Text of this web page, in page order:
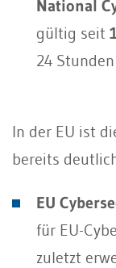
National
gültig seit
24
In der EU ist
bereits
EU
für EU-
zuletzt